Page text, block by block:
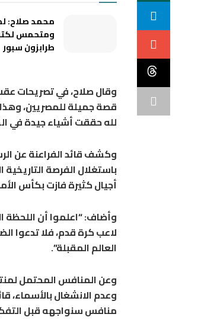
محمد صلاح:
ومتحمس
طرابزون سبور
وقال صلاح، في تصريحات
قصة جميلة للمصريين، وهذا
لله حققت أشياء جيدة في
وكشف قائد الفراعنة عن
باستغلال الفرصة
أجيال كثيرة فازت بكأس
وأضاف: “اعلموا أن اللحظة
لاعب كرة قدم، فلا تدعوا
العالم المقبلة”.
وعن المنافس المحتمل
وعدم الانشغال بالأسماء،
منافس سنواجهه قبل